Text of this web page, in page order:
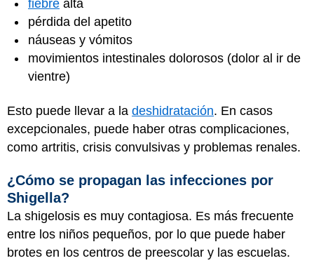
fiebre alta
pérdida del apetito
náuseas y vómitos
movimientos intestinales dolorosos (dolor al ir de
vientre)
Esto puede llevar a la deshidratación. En casos
excepcionales, puede haber otras complicaciones,
como artritis, crisis convulsivas y problemas renales.
¿Cómo se propagan las infecciones por
Shigella?
La shigelosis es muy contagiosa. Es más frecuente
entre los niños pequeños, por lo que puede haber
brotes en los centros de preescolar y las escuelas.